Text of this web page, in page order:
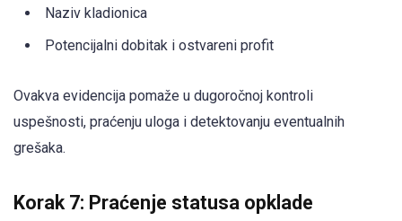
Naziv kladionica
Potencijalni dobitak i ostvareni profit
Ovakva evidencija pomaže u dugoročnoj kontroli
uspešnosti, praćenju uloga i detektovanju eventualnih
grešaka.
Korak 7: Praćenje statusa opklade